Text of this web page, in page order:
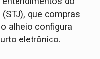
que compras
alheio configura
eletrônico.